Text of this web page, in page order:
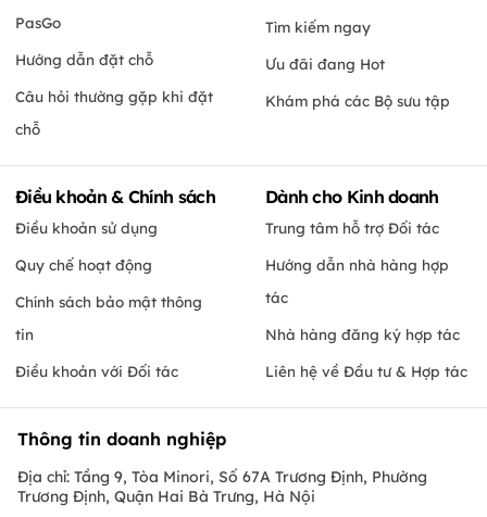
PasGo
Hướng dẫn đặt chỗ
Câu hỏi thường gặp khi đặt
chỗ
Tìm kiếm ngay
Ưu đãi đang Hot
Khám phá các Bộ sưu tập
Điều khoản & Chính sách
Điều khoản sử dụng
Quy chế hoạt động
Chính sách bảo mật thông
tin
Điều khoản với Đối tác
Dành cho Kinh doanh
Trung tâm hỗ trợ Đối tác
Hướng dẫn nhà hàng hợp
tác
Nhà hàng đăng ký hợp tác
Liên hệ về Đầu tư & Hợp tác
Thông tin doanh nghiệp
Địa chỉ: Tầng 9, Tòa Minori, Số 67A Trương Định, Phường
Trương Định, Quận Hai Bà Trưng, Hà Nội